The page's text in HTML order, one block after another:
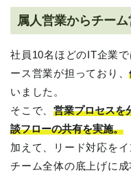
属人営業からチー
社員10名ほどのIT企業
ース営業が担っており、
いました。
そこで、 営業プロセスを
談フローの共有を実施。
加えて、リード対応を
チーム全体の底上げに成